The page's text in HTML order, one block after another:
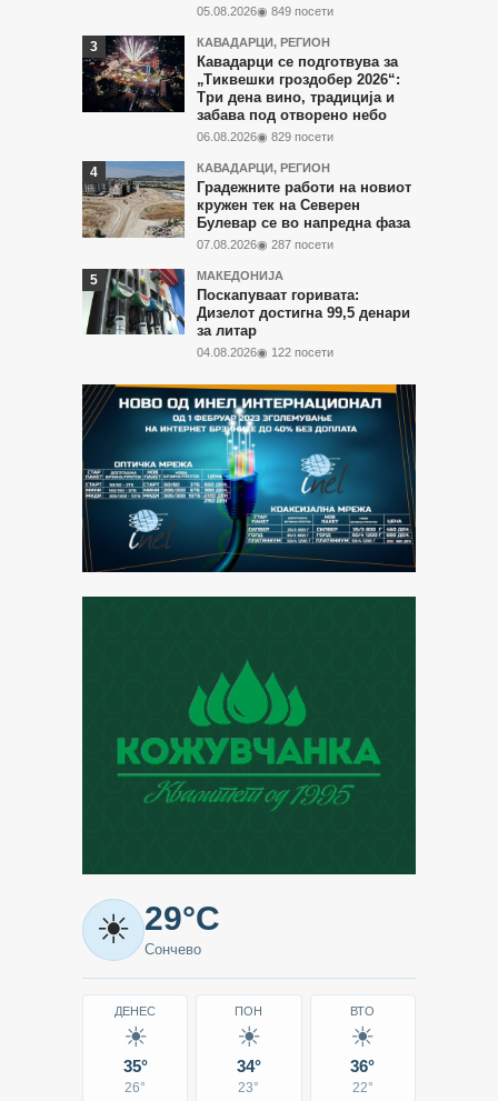
05.08.2026◉ 849 посети
КАВАДАРЦИ, РЕГИОН
Кавадарци се подготвува за
„Тиквешки гроздобер 2026“:
Три дена вино, традиција и
забава под отворено небо
06.08.2026◉ 829 посети
КАВАДАРЦИ, РЕГИОН
Градежните работи на новиот
кружен тек на Северен
Булевар се во напредна фаза
07.08.2026◉ 287 посети
МАКЕДОНИЈА
Поскапуваат горивата:
Дизелот достигна 99,5 денари
за литар
04.08.2026◉ 122 посети
Метео
-
Кавадарци
☀ 29°C
Сончево
ДЕНЕС
☀
35°
26°
ПОН
☀
34°
23°
ВТО
☀
36°
22°